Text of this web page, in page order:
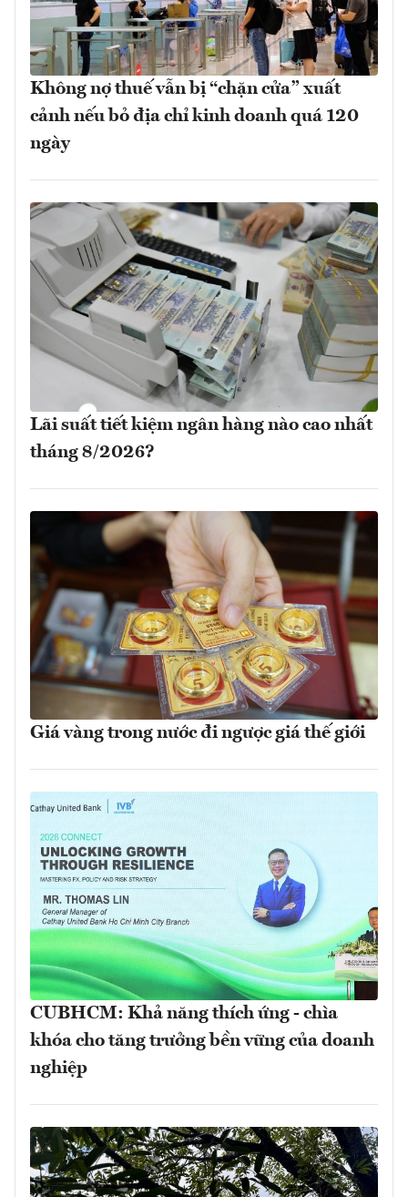
Không nợ thuế vẫn bị “chặn cửa” xuất
cảnh nếu bỏ địa chỉ kinh doanh quá 120
ngày
Lãi suất tiết kiệm ngân hàng nào cao nhất
tháng 8/2026?
Giá vàng trong nước đi ngược giá thế giới
CUBHCM: Khả năng thích ứng - chìa
khóa cho tăng trưởng bền vững của doanh
nghiệp